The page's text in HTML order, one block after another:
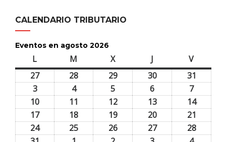
CALENDARIO TRIBUTARIO
Eventos en agosto 2026
L M Xmiércoles J Vviernes
2727
28 2929
2026
3030
2026
31
2026
33
agosto,
2026
44
agosto,
2026
5
agosto,
2026
6
agosto,
2026
77
agosto,
2026
10
agosto,
2026
11 1212
agosto,
2026
1313
agosto,
2026
1414
2026
1717
agosto,
18 1919
agosto,
2020
agosto,
21
agosto,
2424
25 2626
2727
2828